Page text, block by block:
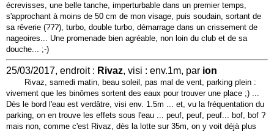
écrevisses, une belle tanche, imperturbable dans un premier temps,
s'approchant à moins de 50 cm de mon visage, puis soudain, sortant de
sa rêverie (???), turbo, double turbo, démarrage dans un crissement de
nageoires... Une promenade bien agréable, non loin du club et de sa
douche... ;-)
25/03/2017, endroit : Rivaz, visi : env.1m, par ion
Rivaz, samedi matin, beau soleil, pas mal de vent, parking plein :
vivement que les binômes sortent des eaux pour trouver une place ;) ...
Dès le bord l'eau est verdâtre, visi env. 1.5m ... et, vu la fréquentation du
parking, on en trouve les effets sous l'eau ... peuf, peuf, peuf... bof, bof ?
mais non, comme c'est Rivaz, dès la lotte sur 35m, on y voit déjà plus